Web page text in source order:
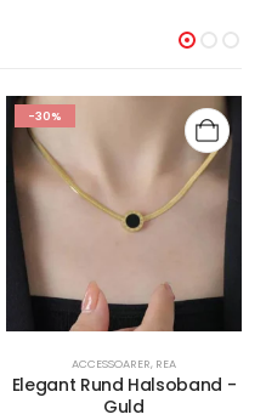
-30%
ACCESSOARER
Fjäril Armband - Rostfritt
Stål